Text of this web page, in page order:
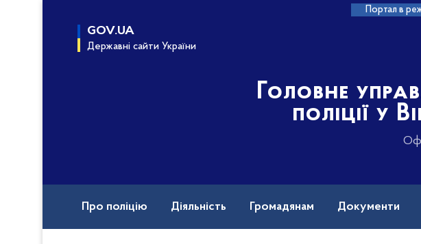
Портал в
GOV.UA
Державні сайти України
Головне
поліції у
Про поліцію Діяльність Громадянам Документи